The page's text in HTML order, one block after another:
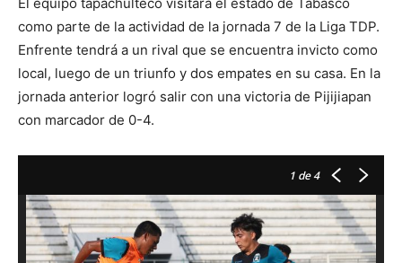
como parte de la actividad de la jornada 7 de la Liga TDP.
Enfrente tendrá a un rival que se encuentra invicto como
local, luego de un triunfo y dos empates en su casa. En la
jornada anterior logró salir con una victoria de Pijijiapan
con marcador de 0-4.
1 de 4